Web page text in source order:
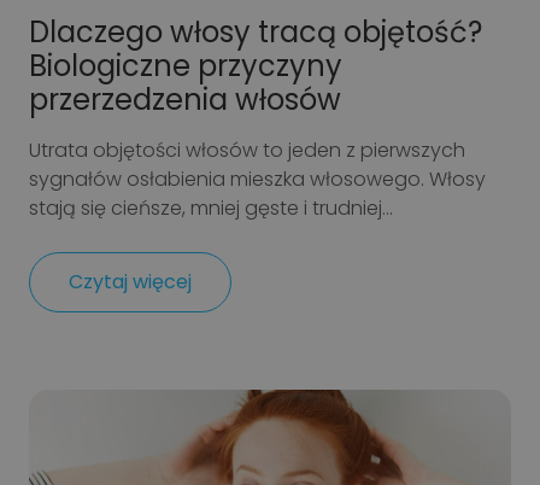
Dlaczego włosy tracą objętość?
Biologiczne przyczyny
przerzedzenia włosów
Utrata objętości włosów to jeden z pierwszych
sygnałów osłabienia mieszka włosowego. Włosy
stają się cieńsze, mniej gęste i trudniej...
Czytaj więcej